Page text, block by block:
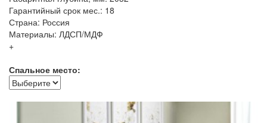
Гарантийный срок мес.: 18
Страна: Россия
Материалы: ЛДСП/МДФ
+
Спальное место: